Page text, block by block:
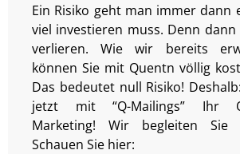
Ein Risiko geht man immer dann
viel investieren muss. Denn
verlieren. Wie wir bereits
können Sie mit Quentn völlig
Das bedeutet null Risiko!
jetzt mit “Q-Mailings” Ihr
Marketing! Wir begleiten Sie
Schauen Sie hier: